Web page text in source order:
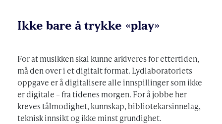
Ikke bare å trykke «play»
For at musikken skal kunne arkiveres for ettertiden,
må den over i et digitalt format. Lydlaboratoriets
oppgave er å digitalisere alle innspillinger som ikke
er digitale – fra tidenes morgen. For å jobbe her
kreves tålmodighet, kunnskap, bibliotekarsinnelag,
teknisk innsikt og ikke minst grundighet.